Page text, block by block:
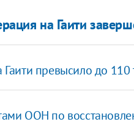
на Гаити
превысило до 110
ООН по